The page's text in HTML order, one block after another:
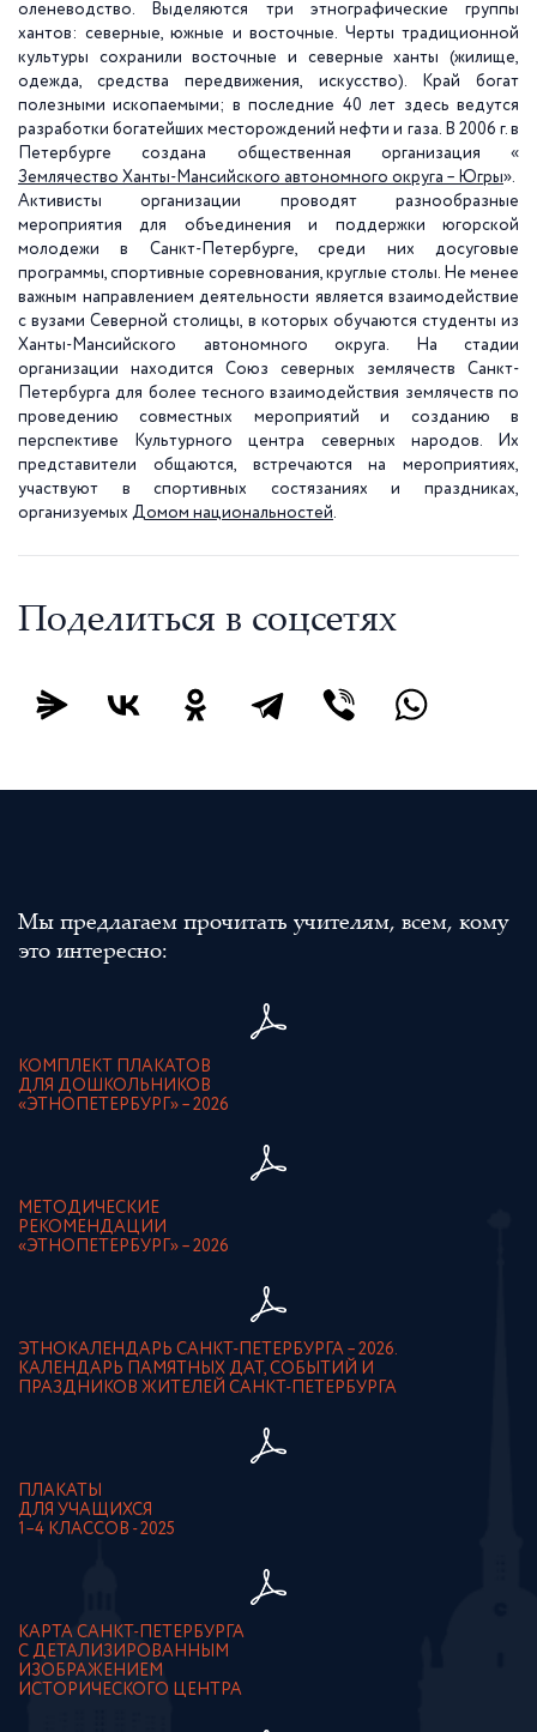
оленеводство. Выделяются три этнографические группы
хантов: северные, южные и восточные. Черты традиционной
культуры сохранили восточные и северные ханты (жилище,
одежда, средства передвижения, искусство). Край богат
полезными ископаемыми; в последние 40 лет здесь ведутся
разработки богатейших месторождений нефти и газа. В 2006 г. в
Петербурге создана общественная организация «
Землячество Ханты-Мансийского автономного округа – Югры».
Активисты организации проводят разнообразные
мероприятия для объединения и поддержки югорской
молодежи в Санкт-Петербурге, среди них досуговые
программы, спортивные соревнования, круглые столы. Не менее
важным направлением деятельности является взаимодействие
с вузами Северной столицы, в которых обучаются студенты из
Ханты-Мансийского автономного округа. На стадии
организации находится Союз северных землячеств Санкт-
Петербурга для более тесного взаимодействия землячеств по
проведению совместных мероприятий и созданию в
перспективе Культурного центра северных народов. Их
представители общаются, встречаются на мероприятиях,
участвуют в спортивных состязаниях и праздниках,
организуемых Домом национальностей.
Поделиться в соцсетях
Мы предлагаем прочитать учителям, всем, кому
это интересно:
КОМПЛЕКТ ПЛАКАТОВ
ДЛЯ ДОШКОЛЬНИКОВ
«ЭТНОПЕТЕРБУРГ» – 2026
МЕТОДИЧЕСКИЕ
РЕКОМЕНДАЦИИ
«ЭТНОПЕТЕРБУРГ» – 2026
ЭТНОКАЛЕНДАРЬ САНКТ-ПЕТЕРБУРГА – 2026.
КАЛЕНДАРЬ ПАМЯТНЫХ ДАТ, СОБЫТИЙ И
ПРАЗДНИКОВ ЖИТЕЛЕЙ САНКТ-ПЕТЕРБУРГА
ПЛАКАТЫ
ДЛЯ УЧАЩИХСЯ
1–4 КЛАССОВ - 2025
КАРТА САНКТ-ПЕТЕРБУРГА
С ДЕТАЛИЗИРОВАННЫМ
ИЗОБРАЖЕНИЕМ
ИСТОРИЧЕСКОГО ЦЕНТРА